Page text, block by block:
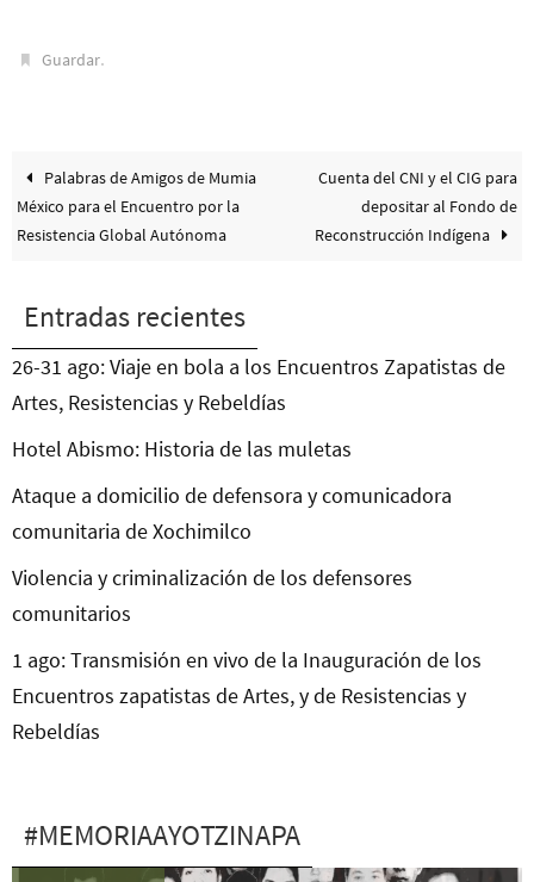
Guardar.
Palabras de Amigos de Mumia
México para el Encuentro por la
Resistencia Global Autónoma
Cuenta del CNI y el CIG para
depositar al Fondo de
Reconstrucción Indígena
Entradas recientes
26-31 ago: Viaje en bola a los Encuentros Zapatistas de
Artes, Resistencias y Rebeldías
Hotel Abismo: Historia de las muletas
Ataque a domicilio de defensora y comunicadora
comunitaria de Xochimilco
Violencia y criminalización de los defensores
comunitarios
1 ago: Transmisión en vivo de la Inauguración de los
Encuentros zapatistas de Artes, y de Resistencias y
Rebeldías
#MEMORIAAYOTZINAPA